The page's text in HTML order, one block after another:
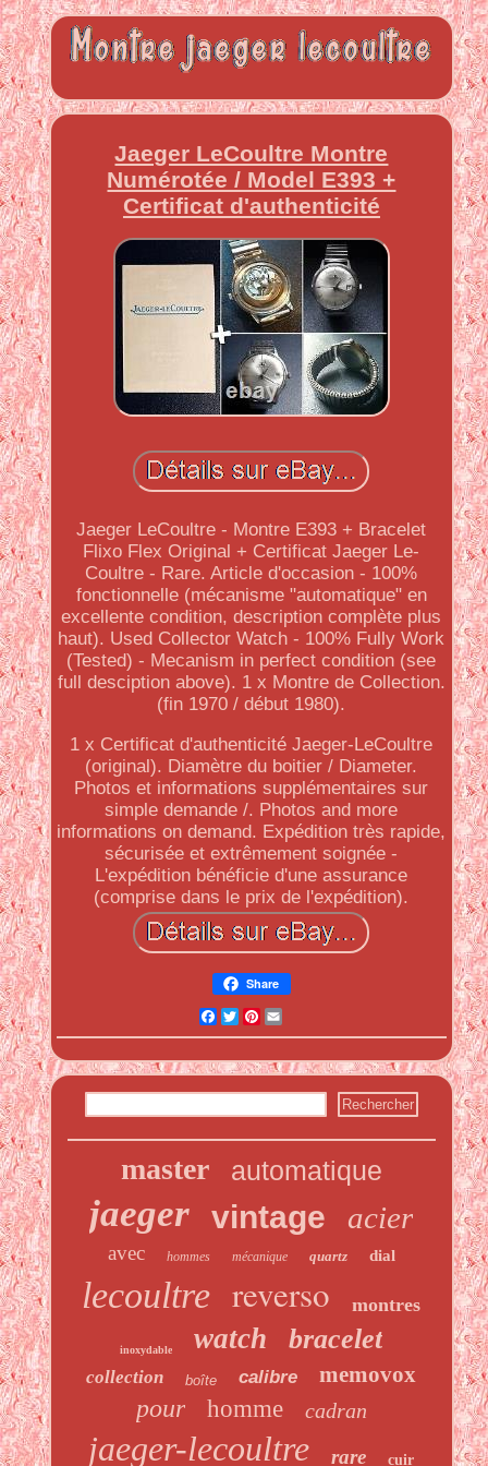
Jaeger LeCoultre Montre
Numérotée / Model E393 +
Certificat d'authenticité
Jaeger LeCoultre - Montre E393 + Bracelet
Flixo Flex Original + Certificat Jaeger Le-
Coultre - Rare. Article d'occasion - 100%
fonctionnelle (mécanisme "automatique" en
excellente condition, description complète plus
haut). Used Collector Watch - 100% Fully Work
(Tested) - Mecanism in perfect condition (see
full desciption above). 1 x Montre de Collection.
(fin 1970 / début 1980).
1 x Certificat d'authenticité Jaeger-LeCoultre
(original). Diamètre du boitier / Diameter.
Photos et informations supplémentaires sur
simple demande /. Photos and more
informations on demand. Expédition très rapide,
sécurisée et extrêmement soignée -
L'expédition bénéficie d'une assurance
(comprise dans le prix de l'expédition).
Share
Facebook
Twitter
Pinterest
Email
master automatique
jaeger vintage acier
avec hommes mécanique quartz dial
lecoultre reverso montres
inoxydable watch bracelet
collection boîte calibre memovox
pour homme cadran
jaeger-lecoultre rare cuir